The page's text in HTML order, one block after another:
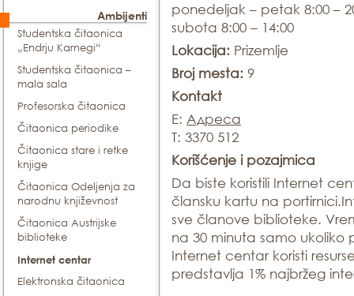
Ambijenti
Studentska čitaonica
„Endrju Karnegi“
Studentska čitaonica –
mala sala
Profesorska čitaonica
Čitaonica periodike
Čitaonica stare i retke
knjige
Čitaonica Odeljenja za
narodnu književnost
Čitaonica Austrijske
biblioteke
Internet centar
Elektronska čitaonica
ponedeljak – petak 8:00 –
subota 8:00 – 14:00
Lokacija: Prizemlje
Broj mesta: 9
Kontakt
E: Адреса
T: 3370 512
Korišćenje i pozajmica
Da biste koristili Internet
člansku kartu na
sve članove biblioteke.
na 30 minuta samo ukoliko
Internet centar koristi
predstavlja 1% najbržeg